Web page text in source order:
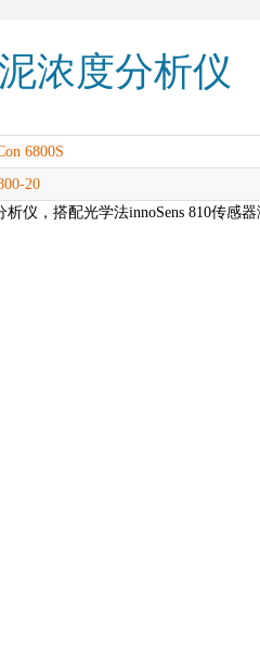
浓度分析仪
6800S
20
仪，搭配光学法innoSens 810传感